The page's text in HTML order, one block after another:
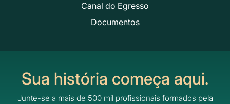
Canal do Egresso
Documentos
Sua história começa aqui.
Junte-se a mais de 500 mil profissionais formados pela